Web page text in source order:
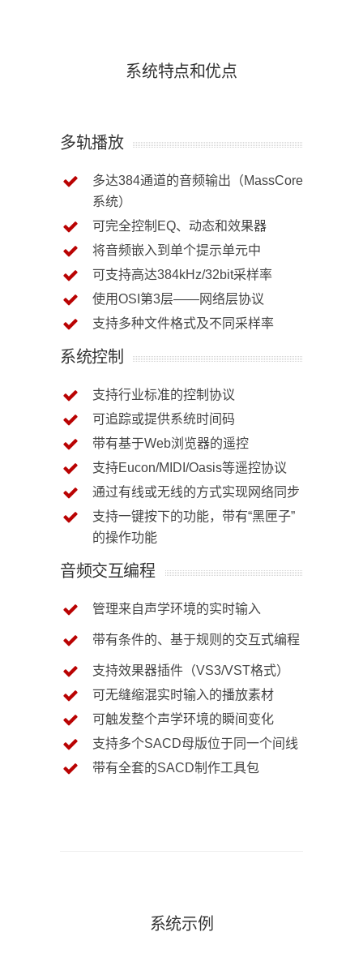
系统特点和优点
多轨播放
多达384通道的音频输出（MassCore
系统）
可完全控制EQ、动态和效果器
将音频嵌入到单个提示单元中
可支持高达384kHz/32bit采样率
使用OSI第3层——网络层协议
支持多种文件格式及不同采样率
系统控制
支持行业标准的控制协议
可追踪或提供系统时间码
带有基于Web浏览器的遥控
支持Eucon/MIDI/Oasis等遥控协议
通过有线或无线的方式实现网络同步
支持一键按下的功能，带有“黑匣子”
的操作功能
音频交互编程
管理来自声学环境的实时输入
带有条件的、基于规则的交互式编程
支持效果器插件（VS3/VST格式）
可无缝缩混实时输入的播放素材
可触发整个声学环境的瞬间变化
支持多个SACD母版位于同一个间线
带有全套的SACD制作工具包
系统示例